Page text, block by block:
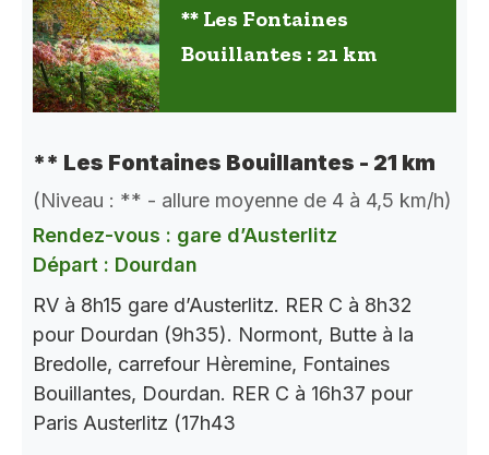
** Les Fontaines
Bouillantes : 21 km
** Les Fontaines Bouillantes - 21 km
(Niveau : ** - allure moyenne de 4 à 4,5 km/h)
Rendez-vous : gare d’Austerlitz
Départ : Dourdan
RV à 8h15 gare d’Austerlitz. RER C à 8h32
pour Dourdan (9h35). Normont, Butte à la
Bredolle, carrefour Hèremine, Fontaines
Bouillantes, Dourdan. RER C à 16h37 pour
Paris Austerlitz (17h43